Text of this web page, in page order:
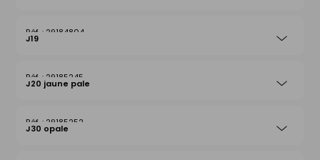
29184804
J19
29185245
J20 jaune pale
29185252
J30 opale